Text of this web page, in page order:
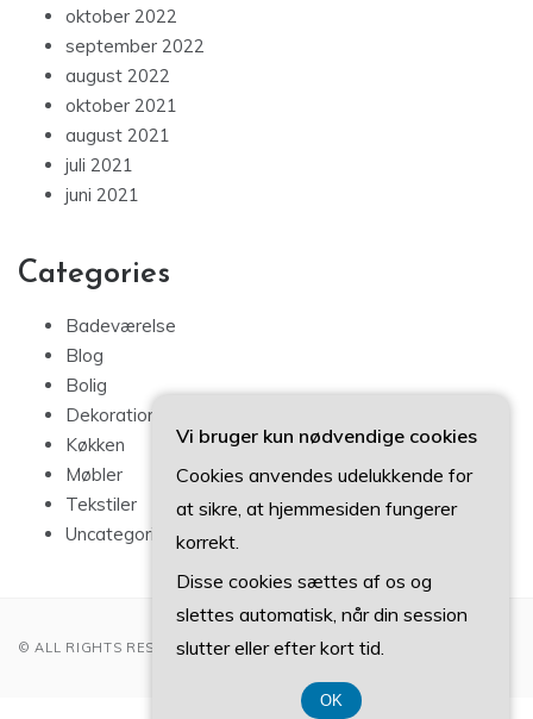
oktober 2022
september 2022
august 2022
oktober 2021
august 2021
juli 2021
juni 2021
Categories
Badeværelse
Blog
Bolig
Dekoration
Køkken
Møbler
Tekstiler
Uncategorized
© ALL RIGHTS RESERVED 2022
Vi bruger kun nødvendige cookies
Cookies anvendes udelukkende for
at sikre, at hjemmesiden fungerer
korrekt.
Disse cookies sættes af os og
slettes automatisk, når din session
slutter eller efter kort tid.
OK